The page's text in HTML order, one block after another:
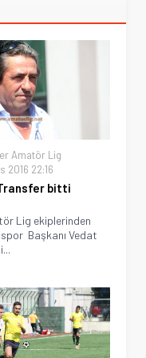
Amatör Lig
2016 22:16
bitti
Lig ekiplerinden
Başkanı Vedat